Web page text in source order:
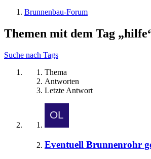
Brunnenbau-Forum
Themen mit dem Tag
Suche nach Tags
Thema
Antworten
Letzte Antwort
Eventuell Brunnenrohr